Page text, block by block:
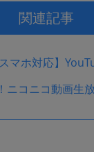
関連記事
スマホ対応】
ニコニコ動画生